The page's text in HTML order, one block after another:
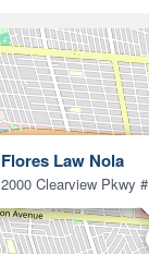
Flores Law Nola
2000 Clearview Pkwy